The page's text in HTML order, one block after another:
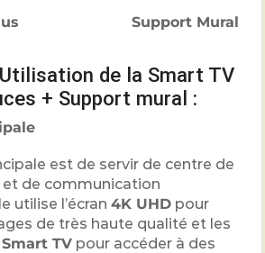
Support Mural
de la Smart TV
+ Support mural :
est de servir de centre de
de communication
utilise l’écran 4K UHD pour
de très haute qualité et les
Smart TV pour accéder à des